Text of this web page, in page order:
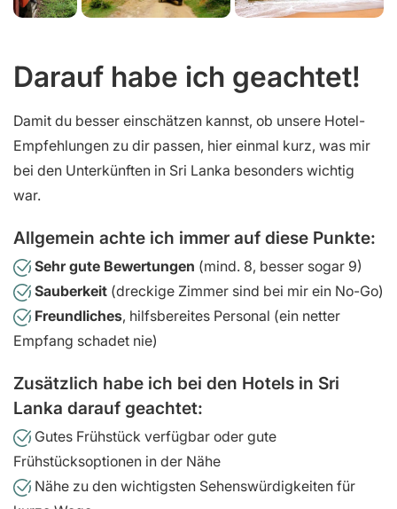
Darauf habe ich geachtet!
Damit du besser einschätzen kannst, ob unsere Hotel-
Empfehlungen zu dir passen, hier einmal kurz, was mir
bei den Unterkünften in Sri Lanka besonders wichtig
war.
Allgemein achte ich immer auf diese Punkte:
Sehr gute Bewertungen (mind. 8, besser sogar 9)
Sauberkeit (dreckige Zimmer sind bei mir ein No-Go)
Freundliches, hilfsbereites Personal (ein netter
Empfang schadet nie)
Zusätzlich habe ich bei den Hotels in Sri
Lanka darauf geachtet:
Gutes Frühstück verfügbar oder gute
Frühstücksoptionen in der Nähe
Nähe zu den wichtigsten Sehenswürdigkeiten für